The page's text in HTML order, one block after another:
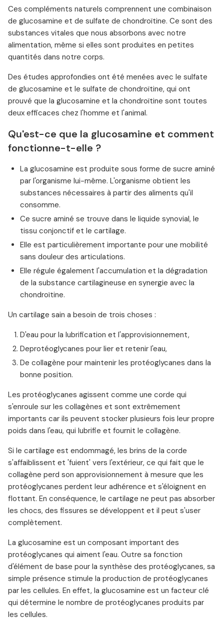
Ces compléments naturels comprennent une combinaison
de glucosamine et de sulfate de chondroïtine. Ce sont des
substances vitales que nous absorbons avec notre
alimentation, même si elles sont produites en petites
quantités dans notre corps.
Des études approfondies ont été menées avec le sulfate
de glucosamine et le sulfate de chondroïtine, qui ont
prouvé que la glucosamine et la chondroïtine sont toutes
deux efficaces chez l'homme et l'animal.
Qu'est-ce que la glucosamine et comment
fonctionne-t-elle ?
La glucosamine est produite sous forme de sucre aminé
par l'organisme lui-même. L'organisme obtient les
substances nécessaires à partir des aliments qu'il
consomme.
Ce sucre aminé se trouve dans le liquide synovial, le
tissu conjonctif et le cartilage.
Elle est particulièrement importante pour une mobilité
sans douleur des articulations.
Elle régule également l'accumulation et la dégradation
de la substance cartilagineuse en synergie avec la
chondroïtine.
Un cartilage sain a besoin de trois choses :
D'eau pour la lubrification et l'approvisionnement,
Deprotéoglycanes pour lier et retenir l'eau,
De collagène pour maintenir les protéoglycanes dans la
bonne position.
Les protéoglycanes agissent comme une corde qui
s'enroule sur les collagènes et sont extrêmement
importants car ils peuvent stocker plusieurs fois leur propre
poids dans l'eau, qui lubrifie et fournit le collagène.
Si le cartilage est endommagé, les brins de la corde
s'affaiblissent et 'fuient' vers l'extérieur, ce qui fait que le
collagène perd son approvisionnement à mesure que les
protéoglycanes perdent leur adhérence et s'éloignent en
flottant. En conséquence, le cartilage ne peut pas absorber
les chocs, des fissures se développent et il peut s'user
complètement.
La glucosamine est un composant important des
protéoglycanes qui aiment l'eau. Outre sa fonction
d'élément de base pour la synthèse des protéoglycanes, sa
simple présence stimule la production de protéoglycanes
par les cellules. En effet, la glucosamine est un facteur clé
qui détermine le nombre de protéoglycanes produits par
les cellules.